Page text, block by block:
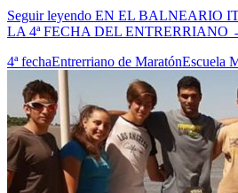
Seguir leyendo EN EL BALNEARIO
LA 4ª FECHA DEL ENTRERRIANO
4ª fechaEntrerriano de MaratónEscuela